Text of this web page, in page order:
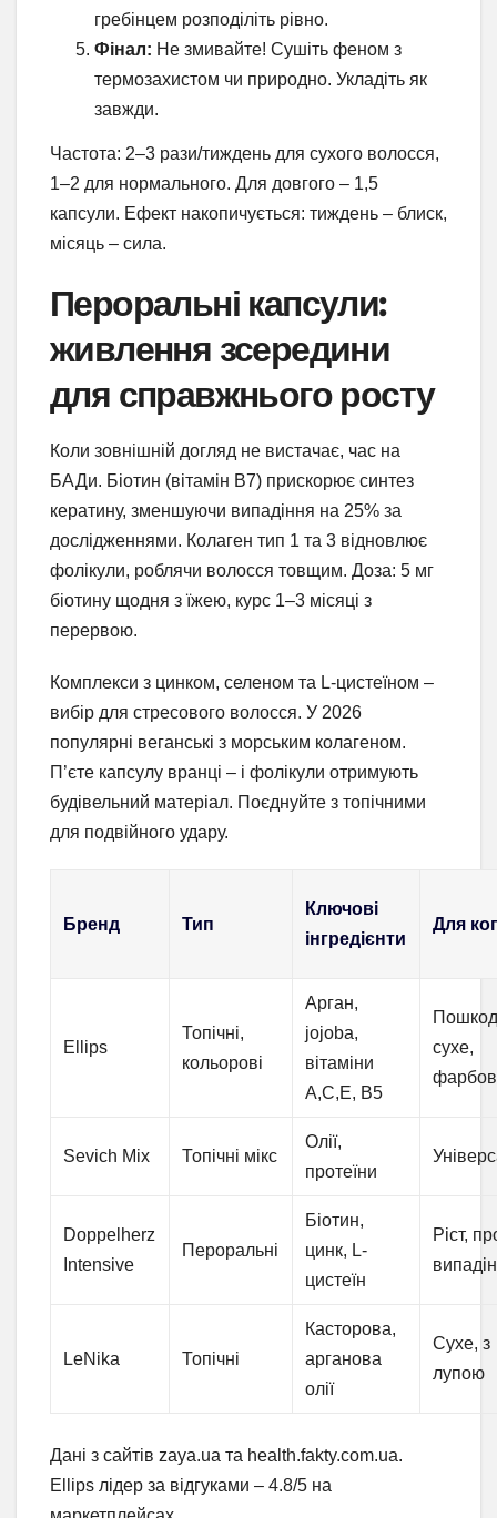
гребінцем розподіліть рівно.
Фінал: Не змивайте! Сушіть феном з
термозахистом чи природно. Укладіть як
завжди.
Частота: 2–3 рази/тиждень для сухого волосся,
1–2 для нормального. Для довгого – 1,5
капсули. Ефект накопичується: тиждень – блиск,
місяць – сила.
Пероральні капсули:
живлення зсередини
для справжнього росту
Коли зовнішній догляд не вистачає, час на
БАДи. Біотин (вітамін B7) прискорює синтез
кератину, зменшуючи випадіння на 25% за
дослідженнями. Колаген тип 1 та 3 відновлює
фолікули, роблячи волосся товщим. Доза: 5 мг
біотину щодня з їжею, курс 1–3 місяці з
перервою.
Комплекси з цинком, селеном та L-цистеїном –
вибір для стресового волосся. У 2026
популярні веганські з морським колагеном.
П’єте капсулу вранці – і фолікули отримують
будівельний матеріал. Поєднуйте з топічними
для подвійного удару.
Бренд Тип
Ключові
інгредієнти
Для
Ellips
Топічні,
кольорові
Арган,
jojoba,
вітаміни
A,C,E, B5
сухе,
Sevich Mix Топічні мікс
Олії,
протеїни
Doppelherz
Intensive
Пероральні
Біотин,
цинк, L-
цистеїн
Ріст,
LeNika Топічні
Касторова,
арганова
олії
Сухе, з
лупою
Дані з сайтів zaya.ua та health.fakty.com.ua.
Ellips лідер за відгуками – 4.8/5 на